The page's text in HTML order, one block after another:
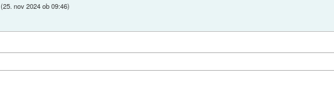
(25. nov 2024 ob 09:46)